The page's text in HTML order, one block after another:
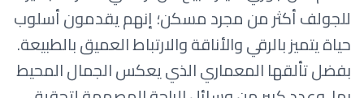
للجولف أكثر من مجرد مسكن؛ إنهم يقدمون أسلوب
حياة يتميز بالرقي والأناقة والارتباط العميق بالطبيعة.
بفضل تألقها المعماري الذي يعكس الجمال المحيط